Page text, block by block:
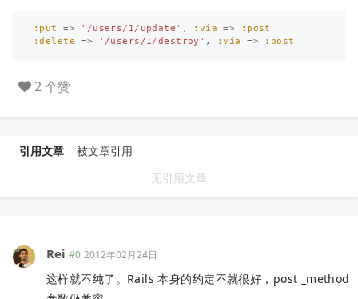
:put => '/users/1/update' , :via =>
:post
:delete
=> '/users/1/destroy' , :via => :post
2 个赞
引用文章
被文章引用
无引用文章
Rei #0 2012年02月24日
这样就不纯了。Rails 本身的约定不就很好，post _method